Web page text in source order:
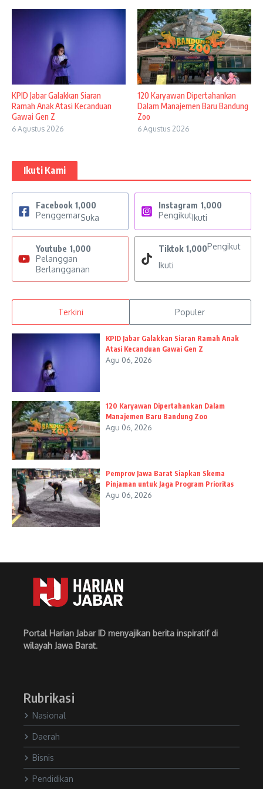
KPID Jabar Galakkan Siaran
Ramah Anak Atasi Kecanduan
Gawai Gen Z
6 Agustus 2026
120 Karyawan Dipertahankan
Dalam Manajemen Baru Bandung
Zoo
6 Agustus 2026
Ikuti Kami
Facebook 1,000
PenggemarSuka
Instagram 1,000
PengikutIkuti
Youtube 1,000
Pelanggan
Berlangganan
Tiktok 1,000Pengikut
Ikuti
Terkini Populer
KPID Jabar Galakkan Siaran Ramah Anak
Atasi Kecanduan Gawai Gen Z
Agu 06, 2026
120 Karyawan Dipertahankan Dalam
Manajemen Baru Bandung Zoo
Agu 06, 2026
Pemprov Jawa Barat Siapkan Skema
Pinjaman untuk Jaga Program Prioritas
Agu 06, 2026
Portal Harian Jabar ID menyajikan berita inspiratif di
wilayah Jawa Barat.
Rubrikasi
Nasional
Daerah
Bisnis
Pendidikan